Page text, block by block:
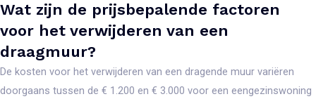
Wat zijn de prijsbepalende factoren
voor het verwijderen van een
draagmuur?
De kosten voor het verwijderen van een dragende muur variëren
doorgaans tussen de € 1.200 en € 3.000 voor een eengezinswoning